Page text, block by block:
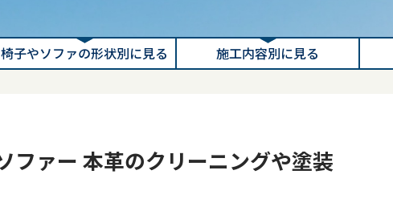
椅子やソファの形状別に見る 施工内容別に見る
ァー 本革のクリーニングや塗装